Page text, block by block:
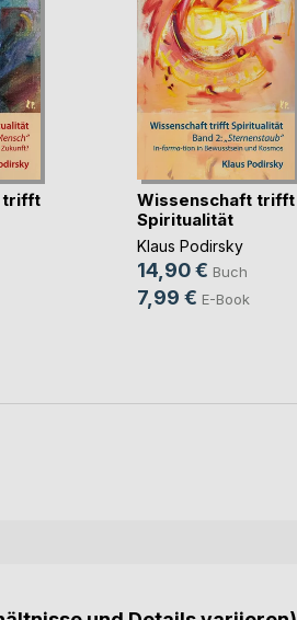
trifft
Wissenschaft trifft
Spiritualität
Klaus Podirsky
14,90 € Buch
7,99 € E-Book